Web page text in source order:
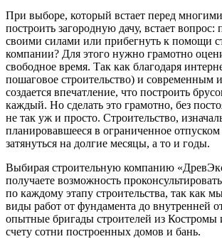
При выборе, который встает перед
построить загородную дачу, встает вопрос:
своими силами или прибегнуть к помощи
компании? Для этого нужно грамотно
свободное время. Так как благодаря
пошаговое строительство) и современным
создается впечатление, что построить
каждый. Но сделать это грамотно, без
не так уж и просто. Строительство,
планировавшееся в ограниченное
затянуться на долгие месяцы, а то и годы.
Выбирая строительную компанию
получаете возможность
по каждому этапу строительства, так как
виды работ от фундамента до внутренней
опытные бригады строителей из
счету сотни построенных домов и бань.